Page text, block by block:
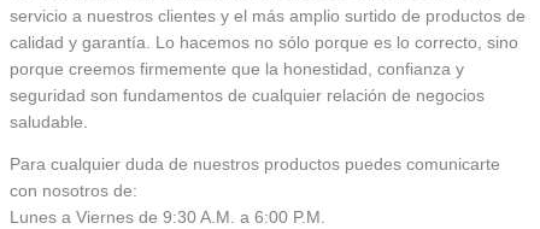
servicio a nuestros clientes y el más amplio surtido de productos de
calidad y garantía. Lo hacemos no sólo porque es lo correcto, sino
porque creemos firmemente que la honestidad, confianza y
seguridad son fundamentos de cualquier relación de negocios
saludable.
Para cualquier duda de nuestros productos puedes comunicarte
con nosotros de:
Lunes a Viernes de 9:30 A.M. a 6:00 P.M.